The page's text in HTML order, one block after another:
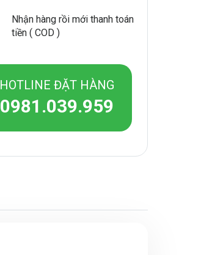
Nhận hàng rồi mới thanh toán
tiền ( COD )
HOTLINE ĐẶT HÀNG
0981.039.959